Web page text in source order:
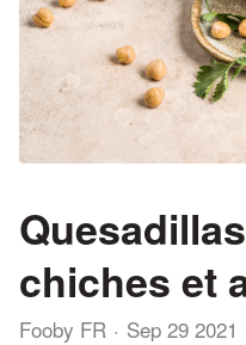
chiches et
Fooby FR Sep 29 2021